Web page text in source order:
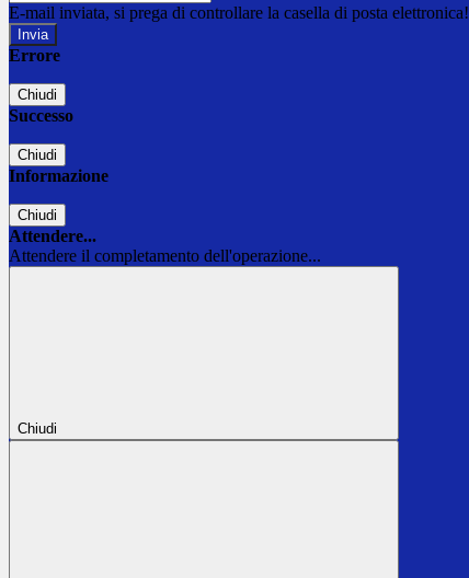
E-mail inviata, si prega di controllare la casella di posta elettronica!
Errore
Chiudi
Successo
Chiudi
Informazione
Chiudi
Attendere...
Attendere il completamento dell'operazione...
Chiudi